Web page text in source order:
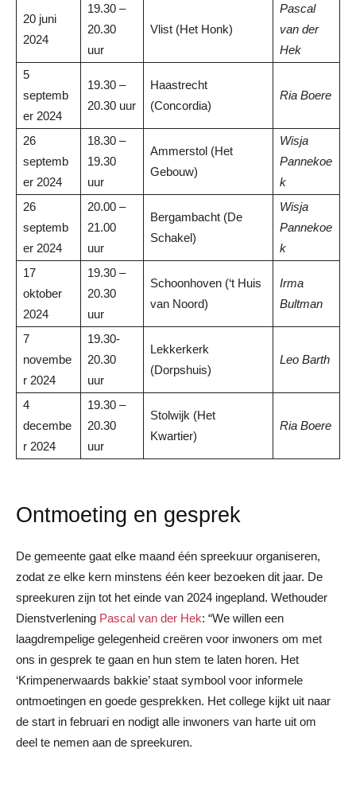
20 juni
2024
19.30 –
20.30
uur
Vlist (Het Honk)
Pascal
van der
Hek
5
septemb
er 2024
19.30 –
20.30 uur
Haastrecht
(Concordia)
Ria Boere
26
septemb
er 2024
18.30 –
19.30
uur
Ammerstol (Het
Gebouw)
Wisja
Pannekoe
k
26
septemb
er 2024
20.00 –
21.00
uur
Bergambacht (De
Schakel)
Wisja
Pannekoe
k
17
oktober
2024
19.30 –
20.30
uur
Schoonhoven (‘t Huis
van Noord)
Irma
Bultman
7
novembe
r 2024
19.30-
20.30
uur
Lekkerkerk
(Dorpshuis)
Leo Barth
4
decembe
r 2024
19.30 –
20.30
uur
Stolwijk (Het
Kwartier)
Ria Boere
Ontmoeting en gesprek
De gemeente gaat elke maand één spreekuur organiseren,
zodat ze elke kern minstens één keer bezoeken dit jaar. De
spreekuren zijn tot het einde van 2024 ingepland. Wethouder
Dienstverlening Pascal van der Hek: “We willen een
laagdrempelige gelegenheid creëren voor inwoners om met
ons in gesprek te gaan en hun stem te laten horen. Het
‘Krimpenerwaards bakkie’ staat symbool voor informele
ontmoetingen en goede gesprekken. Het college kijkt uit naar
de start in februari en nodigt alle inwoners van harte uit om
deel te nemen aan de spreekuren.